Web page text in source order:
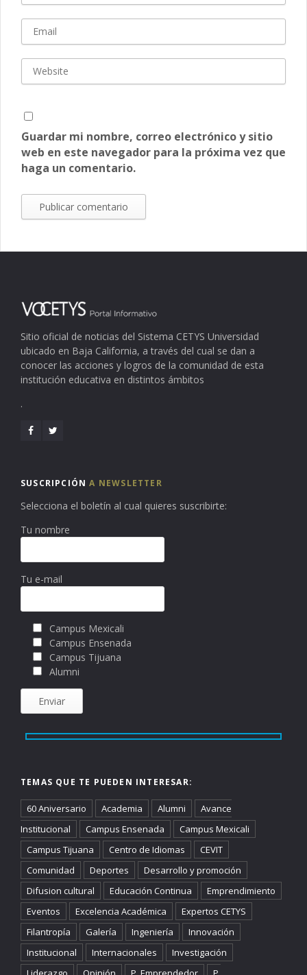
Guardar mi nombre, correo electrónico y sitio
web en este navegador para la próxima vez que
haga un comentario.
Sitio oficial de noticias del Sistema CETYS Universidad
ubicado en Baja California, a través del cual se dan a
conocer las acciones y logros de la comunidad de esta
institución educativa en distintos ámbitos
.
SUSCRIPCIÓNA NEWSLETTER
Selecciona el boletín al cual quieres suscribirte:
Tu nombre
Tu e-mail
Campus Mexicali
Campus Ensenada
Campus Tijuana
Alumni
TEMAS QUE TE PUEDEN INTERESAR:
60 Aniversario Academia Alumni
Avance
Institucional
Campus Ensenada
Campus Mexicali
Campus Tijuana
Centro de Idiomas
CEVIT
Comunidad
Deportes
Desarrollo y promoción
Difusion cultural
Educación Continua
Emprendimiento
Eventos
Excelencia Académica
Expertos CETYS
Filantropía
Galería Ingeniería
Innovación
Institucional
Internacionales
Investigación